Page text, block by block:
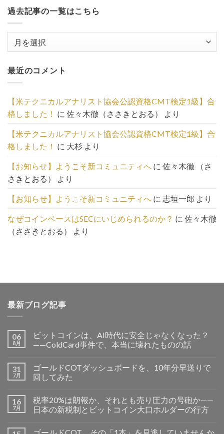
過去記事の一覧はこちら
事
の
覧
は
こ
ち
ら
最近のコメント
【米テクニカルアナリスト協会公認資格CMT検定1級】合
格しました！ に 佐々木徹（ささきとおる） より
【米テクニカルアナリスト協会公認資格CMT検定1級】合
格しました！ に 大杉 より
【お知らせ】ようこそ新コミュニティへ に 佐々木徹 （さ
さきとおる）
より
【お知らせ】ようこそ新コミュニティへ に 志垣一郎 より
なぜコインベースはSECにいじめられるのか？ に 佐々木徹
（ささきとおる）
より
最新ブログ記事
06
8月
ビットコインは、AI時代に安全じゃなくなった？
——ColdCard事件で、本当に壊れたものの話
31
7月
ゴールドCOTダッシュボードを、10年分早送りで
回してみた
16
7月
税率20%は朗報か、それとも売り圧力の号砲か——
日本の新税制とビットコイン大口ホルダーの行方